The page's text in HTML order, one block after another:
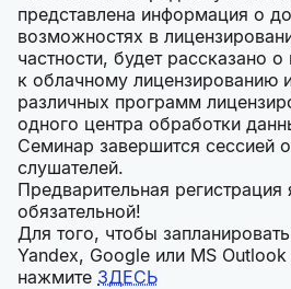
представлена информация о
возможностях в
частности, будет рассказано
к облачному лицензированию
различных программ
одного центра обработки
Семинар завершится сессией
слушателей.
Предварительная регистрация
обязательной!
Для того, чтобы
Yandex, Google или MS
нажмите ЗДЕСЬ